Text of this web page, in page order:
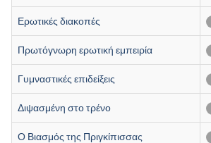
Ερωτικές διακοπές
Πρωτόγνωρη ερωτική εμπειρία
Γυμναστικές επιδείξεις
Διψασμένη στο τρένο
Ο Βιασμός της Πριγκίπισσας